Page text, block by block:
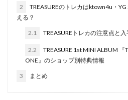
2
TREASUREのトレカはktown4u・
える？
2.1 TREASUREトレカの注意点と
2.2
TREASURE 1st MINI ALBUM 『
ONE』のショップ別特典情報
3 まとめ